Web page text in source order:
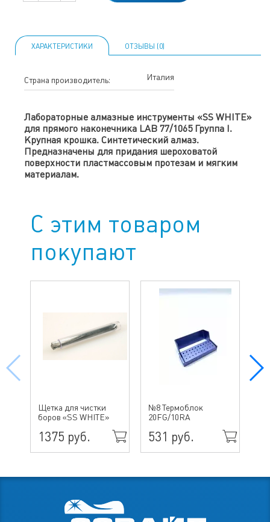
ХАРАКТЕРИСТИКИ ОТЗЫВЫ (0)
Страна производитель: Италия
Лабораторные алмазные инструменты «SS WHITE»
для прямого наконечника LAB 77/1065 Группа I.
Крупная крошка. Синтетический алмаз.
Предназначены для придания шероховатой
поверхности пластмассовым протезам и мягким
материалам.
С этим товаром
покупают
Щетка для чистки
боров «SS WHITE»
1375 руб.
№8 Термоблок
20FG/10RA
531 руб.